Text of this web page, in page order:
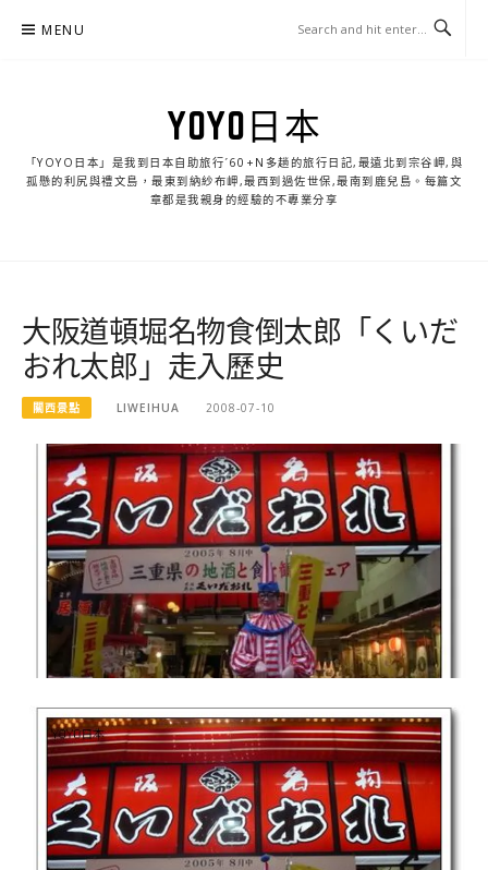
MENU
YOYO日本
「YOYO日本」是我到日本自助旅行ˊ60+N多趟的旅行日記,最遠北到宗谷岬,與
孤懸的利尻與禮文島，最東到納紗布岬,最西到過佐世保,最南到鹿兒島。每篇文
章都是我親身的經驗的不專業分享
大阪道頓堀名物食倒太郎「くいだ
おれ太郎」走入歷史
關西景點 LIWEIHUA 2008-07-10